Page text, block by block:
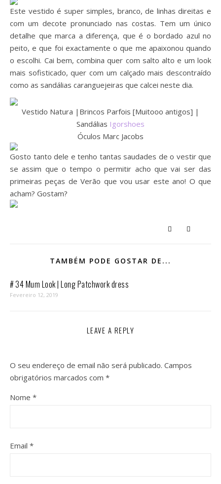
Este vestido é super simples, branco, de linhas direitas e
com um decote pronunciado nas costas. Tem um único
detalhe que marca a diferença, que é o bordado azul no
peito, e que foi exactamente o que me apaixonou quando
o escolhi. Cai bem, combina quer com salto alto e um look
mais sofisticado, quer com um calçado mais descontraído
como as sandálias caranguejeiras que calcei neste dia.
Vestido Natura |Brincos Parfois [Muitooo antigos] |
Sandálias Igorshoes
Óculos Marc Jacobs
Gosto tanto dele e tenho tantas saudades de o vestir que
se assim que o tempo o permitir acho que vai ser das
primeiras peças de Verão que vou usar este ano! O que
acham? Gostam?
TAMBÉM PODE GOSTAR DE...
# 34 Mum Look | Long Patchwork dress
Fevereiro 12, 2019
LEAVE A REPLY
O seu endereço de email não será publicado. Campos
obrigatórios marcados com *
Nome *
Email *